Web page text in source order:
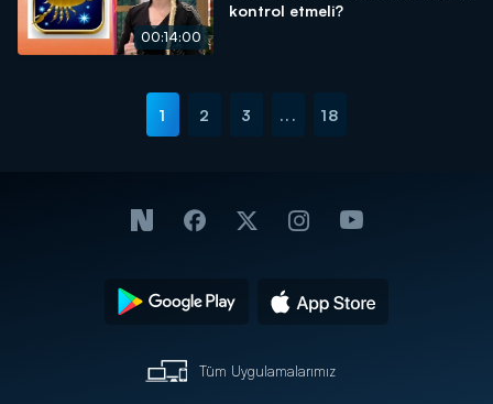
00:14:00
kontrol etmeli?
1 2 3 ... 18
Tüm Uygulamalarımız